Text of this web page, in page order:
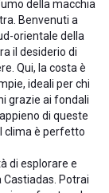
della macchia
Benvenuti a
orientale della
il desiderio di
Qui, la costa è
ideali per chi
grazie ai fondali
di queste
clima è perfetto
di esplorare e
Potrai